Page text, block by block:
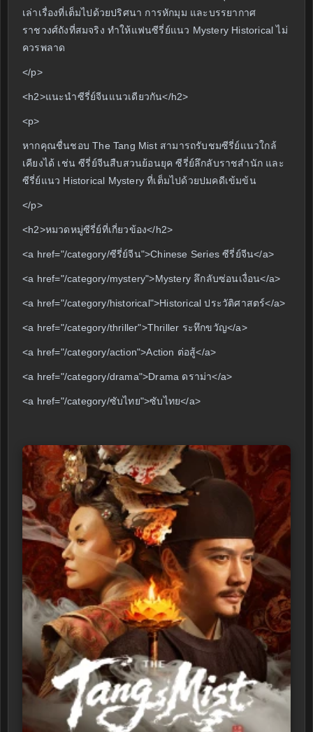
เล่าเรื่องที่เต็มไปด้วยปริศนา การหักมุม และบรรยากาศ
ราชวงศ์ถังที่สมจริง ทำให้แฟนซีรี่ย์แนว Mystery Historical ไม่
ควรพลาด
</p>
<h2>แนะนำซีรี่ย์จีนแนวเดียวกัน</h2>
<p>
หากคุณชื่นชอบ The Tang Mist สามารถรับชมซีรี่ย์แนวใกล้
เคียงได้ เช่น ซีรี่ย์จีนสืบสวนย้อนยุค ซีรี่ย์ลึกลับราชสำนัก และ
ซีรี่ย์แนว Historical Mystery ที่เต็มไปด้วยปมคดีเข้มข้น
</p>
<h2>หมวดหมู่ซีรี่ย์ที่เกี่ยวข้อง</h2>
<a href="/category/ซีรี่ย์จีน">Chinese Series ซีรี่ย์จีน</a>
<a href="/category/mystery">Mystery ลึกลับซ่อนเงื่อน</a>
<a href="/category/historical">Historical ประวัติศาสตร์</a>
<a href="/category/thriller">Thriller ระทึกขวัญ</a>
<a href="/category/action">Action ต่อสู้</a>
<a href="/category/drama">Drama ดราม่า</a>
<a href="/category/ซับไทย">ซับไทย</a>